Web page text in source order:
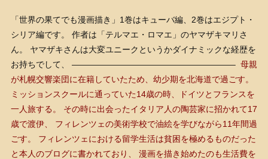
「世界の果てでも漫画描き」1巻はキューバ編、2巻はエジプト・
シリア編です。 作者は「テルマエ・ロマエ」のヤマザキマリさ
ん。 ヤマザキさんは大変ユニークというかダイナミックな経歴を
お持ちでして、 ———————————————————– 母親
が札幌交響楽団に在籍していたため、幼少期を北海道で過ごす。
ミッションスクールに通っていた14歳の時、ドイツとフランスを
一人旅する。 その時に出会ったイタリア人の陶芸家に招かれて17
歳で渡伊、 フィレンツェの美術学校で油絵を学びながら11年間過
ごす。
フィレンツェにおける留学生活は貧困を極めるものだった
と本人のブログに書かれており、 漫画を描き始めたのも生活費を